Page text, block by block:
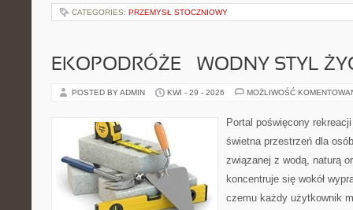
CATEGORIES: PRZEMYSŁ STOCZNIOWY
EKOPODRÓŻE – WODNY STYL
POSTED BY ADMIN KWI - 29 - 2026 MOŻLIWOŚĆ
Portal poświęcony
świetna przestrzeń dla
związanej z wodą, naturą
koncentruje się wokół
czemu każdy użytkownik